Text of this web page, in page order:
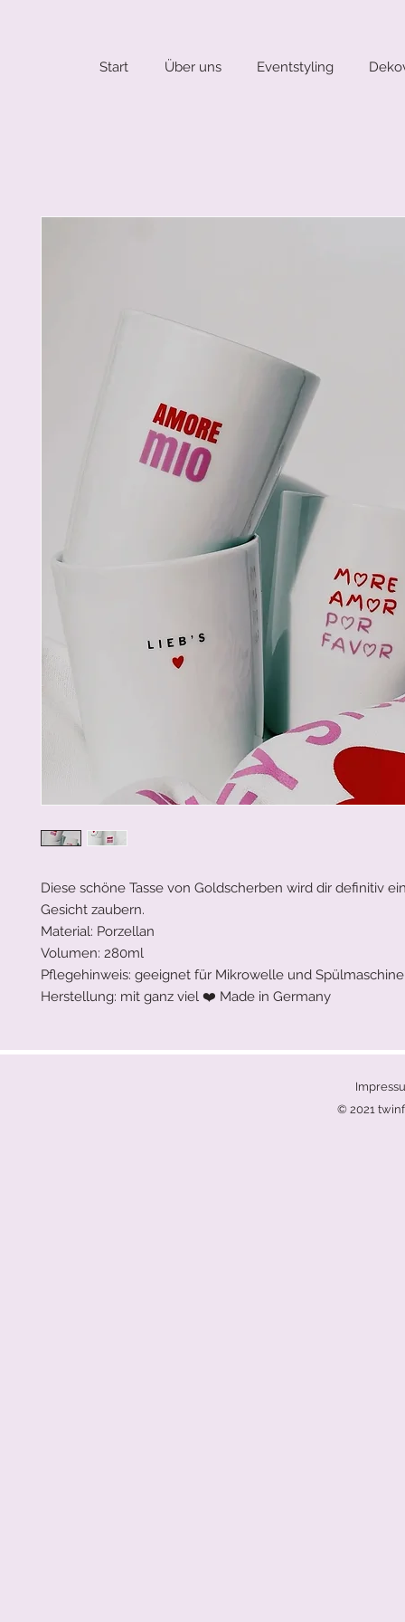
Start Über uns Eventstyling
Diese schöne Tasse von Goldscherben wird dir definitiv
Gesicht zaubern.
Material: Porzellan
Volumen: 280ml
Pflegehinweis: geeignet für Mikrowelle und Spülmaschine
Herstellung: mit ganz viel ❤️ Made in Germany
© 2021